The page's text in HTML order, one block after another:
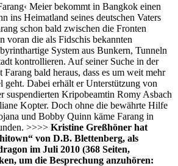
Meier bekommt in Bangkok einen
ins Heimatland seines deutschen Vaters
schon bald zwischen die Fronten
voran die als Fidschis bekannten
System aus Bunkern, Tunneln
kontrollieren. Auf seiner Suche in der
bald heraus, dass es um weit mehr
geht. Dabei erhält er Unterstützung von
suspendierten Kripobeamtin Romy Asbach
Kopter. Doch ohne die bewährte Hilfe
und Bobby Quinn käme Farang in
>>>> Kristine Greßhöner hat
von D.B. Blettenberg, als
im Juli 2010 (368 Seiten,
um die Besprechung anzuhören: